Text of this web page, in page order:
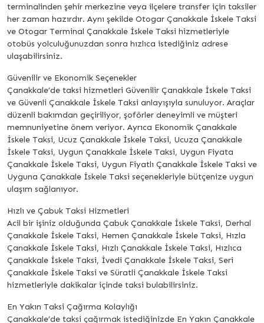
terminalinden şehir merkezine veya ilçelere transfer için taksiler
her zaman hazırdır. Aynı şekilde Otogar Çanakkale İskele Taksi
ve Otogar Terminal Çanakkale İskele Taksi hizmetleriyle
otobüs yolculuğunuzdan sonra hızlıca istediğiniz adrese
ulaşabilirsiniz.
Güvenilir ve Ekonomik Seçenekler
Çanakkale’de taksi hizmetleri Güvenilir Çanakkale İskele Taksi
ve Güvenli Çanakkale İskele Taksi anlayışıyla sunuluyor. Araçlar
düzenli bakımdan geçiriliyor, şoförler deneyimli ve müşteri
memnuniyetine önem veriyor. Ayrıca Ekonomik Çanakkale
İskele Taksi, Ucuz Çanakkale İskele Taksi, Ucuza Çanakkale
İskele Taksi, Uygun Çanakkale İskele Taksi, Uygun Fiyata
Çanakkale İskele Taksi, Uygun Fiyatlı Çanakkale İskele Taksi ve
Uyguna Çanakkale İskele Taksi seçenekleriyle bütçenize uygun
ulaşım sağlanıyor.
Hızlı ve Çabuk Taksi Hizmetleri
Acil bir işiniz olduğunda Çabuk Çanakkale İskele Taksi, Derhal
Çanakkale İskele Taksi, Hemen Çanakkale İskele Taksi, Hızla
Çanakkale İskele Taksi, Hızlı Çanakkale İskele Taksi, Hızlıca
Çanakkale İskele Taksi, İvedi Çanakkale İskele Taksi, Seri
Çanakkale İskele Taksi ve Süratli Çanakkale İskele Taksi
hizmetleriyle dakikalar içinde taksi bulabilirsiniz.
En Yakın Taksi Çağırma Kolaylığı
Çanakkale’de taksi çağırmak istediğinizde En Yakın Çanakkale